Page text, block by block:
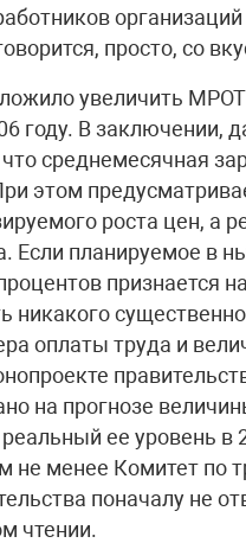
просто, со
увеличить
году. В заключении,
среднемесячная
этом
роста цен, а
Если планируемое в
признается
никакого
оплаты труда и
на прогнозе
реальный ее уровень
не менее Комитет по
поначалу не
чтении.